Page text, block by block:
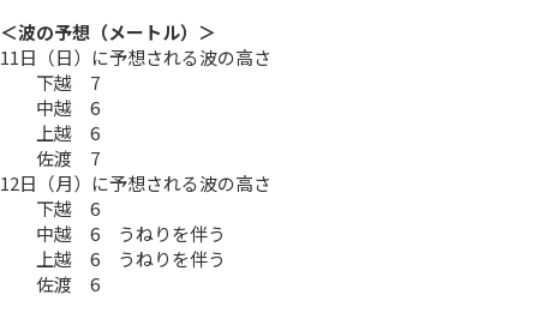
＜波の予想（メートル）＞
11日（日）に予想される波の高さ
下越 7
中越 6
上越 6
佐渡 7
12日（月）に予想される波の高さ
下越 6
中越 6 うねりを伴う
上越 6 うねりを伴う
佐渡 6